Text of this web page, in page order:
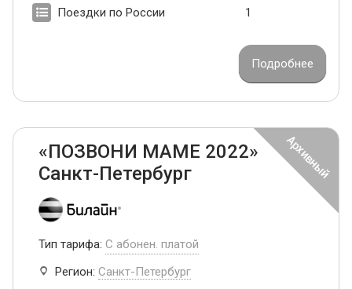
Поездки по России 1
Подробнее
«ПОЗВОНИ МАМЕ 2022»
Санкт-Петербург
Тип тарифа: С абонен. платой
Регион: Санкт-Петербург